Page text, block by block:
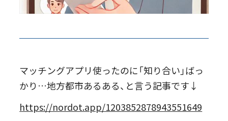
マッチングアプリ使ったのに「知り合い」ばっ
かり…地方都市あるある、と言う記事です↓
https://nordot.app/1203852878943551649